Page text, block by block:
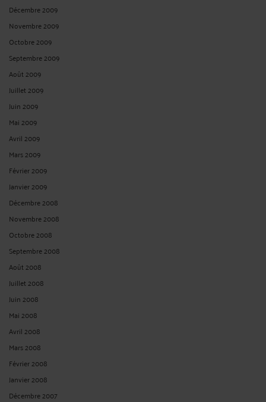
Décembre 2009
Novembre 2009
Octobre 2009
Septembre 2009
Août 2009
Juillet 2009
Juin 2009
Mai 2009
Avril 2009
Mars 2009
Février 2009
Janvier 2009
Décembre 2008
Novembre 2008
Octobre 2008
Septembre 2008
Août 2008
Juillet 2008
Juin 2008
Mai 2008
Avril 2008
Mars 2008
Février 2008
Janvier 2008
Décembre 2007